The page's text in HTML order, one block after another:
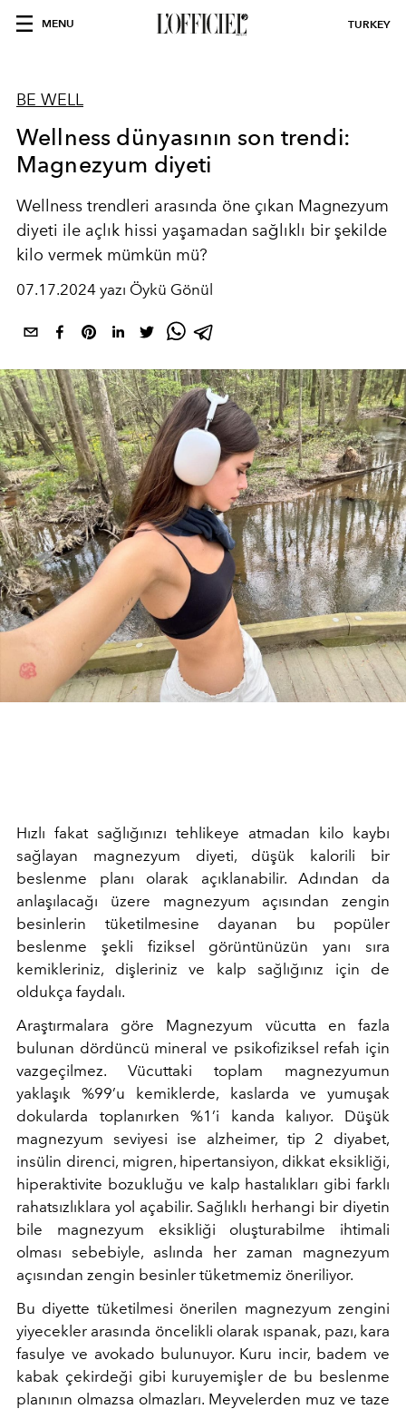
MENU TURKEY
BE WELL
Wellness dünyasının son trendi:
Magnezyum diyeti
Wellness trendleri arasında öne çıkan Magnezyum
diyeti ile açlık hissi yaşamadan sağlıklı bir şekilde
kilo vermek mümkün mü?
07.17.2024 yazı Öykü Gönül
Hızlı fakat sağlığınızı tehlikeye atmadan kilo kaybı
sağlayan magnezyum diyeti, düşük kalorili bir
beslenme planı olarak açıklanabilir. Adından da
anlaşılacağı üzere magnezyum açısından zengin
besinlerin tüketilmesine dayanan bu popüler
beslenme şekli fiziksel görüntünüzün yanı sıra
kemikleriniz, dişleriniz ve kalp sağlığınız için de
oldukça faydalı.
Araştırmalara göre Magnezyum vücutta en fazla
bulunan dördüncü mineral ve psikofiziksel refah için
vazgeçilmez. Vücuttaki toplam magnezyumun
yaklaşık %99’u kemiklerde, kaslarda ve yumuşak
dokularda toplanırken %1’i kanda kalıyor. Düşük
magnezyum seviyesi ise alzheimer, tip 2 diyabet,
insülin direnci, migren, hipertansiyon, dikkat eksikliği,
hiperaktivite bozukluğu ve kalp hastalıkları gibi farklı
rahatsızlıklara yol açabilir. Sağlıklı herhangi bir diyetin
bile magnezyum eksikliği oluşturabilme ihtimali
olması sebebiyle, aslında her zaman magnezyum
açısından zengin besinler tüketmemiz öneriliyor.
Bu diyette tüketilmesi önerilen magnezyum zengini
yiyecekler arasında öncelikli olarak ıspanak, pazı, kara
fasulye ve avokado bulunuyor. Kuru incir, badem ve
kabak çekirdeği gibi kuruyemişler de bu beslenme
planının olmazsa olmazları. Meyvelerden muz ve taze